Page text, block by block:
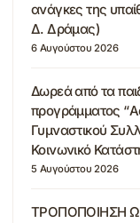
ανάγκες της
Δ. Δράμας)
6 Αυγούστου 2026
Δωρεά από τα
προγράμματος
Γυμναστικού
Κοινωνικό
5 Αυγούστου 2026
ΤΡΟΠΟΠΟΙΗΣΗ